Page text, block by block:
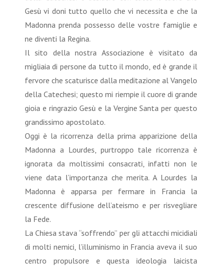
Gesù vi doni tutto quello che vi necessita e che la
Madonna prenda possesso delle vostre famiglie e
ne diventi la Regina.
Il sito della nostra Associazione è visitato da
migliaia di persone da tutto il mondo, ed è grande il
fervore che scaturisce dalla meditazione al Vangelo
della Catechesi; questo mi riempie il cuore di grande
gioia e ringrazio Gesù e la Vergine Santa per questo
grandissimo apostolato.
Oggi è la ricorrenza della prima apparizione della
Madonna a Lourdes, purtroppo tale ricorrenza è
ignorata da moltissimi consacrati, infatti non le
viene data l’importanza che merita. A Lourdes la
Madonna è apparsa per fermare in Francia la
crescente diffusione dell’ateismo e per risvegliare
la Fede.
La Chiesa stava “soffrendo” per gli attacchi micidiali
di molti nemici, l’illuminismo in Francia aveva il suo
centro propulsore e questa ideologia laicista